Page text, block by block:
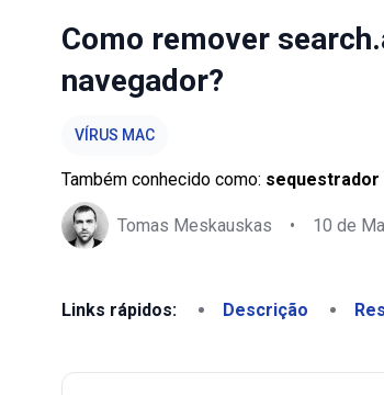
Como remover
navegador?
VÍRUS MAC
Também conhecido como: sequestrador
Tomas Meskauskas • 10 de
Links rápidos: Descrição